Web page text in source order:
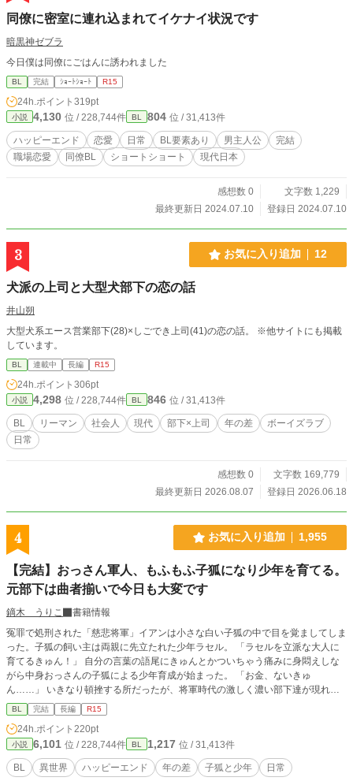
学するほど酔狂し、そうして毎朝駅で彼を観察を続けるスト
勉陰キャのままである。 どうやって、いつ声をかけようか
日々悩んでいたある日の部活帰り、律が落としたスマホを薫
を見た薫が、ふっと目を細めて声をかけてきた。 ​「……猫、
好きなの？」 ダウナー系激重感情先輩(18)×ストーカー恋心無
自覚後輩(16)の二人が付き合うまでのお話です。 予想以上の
激重な感情を向けていたのは実は……！？ 火曜日中心に不定
期更新予定です よろしくお願いします。 ※表紙、立ち絵はイ
は使っておりません。画像は問題があれば下げます
同僚に密室に連れ込まれてイケナイ状況です
暗黒神ゼブラ
今日僕は同僚にごはんに誘われました
BL 完結 ｼｮｰﾄｼｮｰﾄ R15
24h.ポイント 319pt
小説 4,130 位 / 228,744件 BL 804 位 / 31,413件
ハッピーエンド 恋愛 日常 BL要素あり 男主人公
完結
職場恋愛
同僚BL ショートショート 現代日本
感想数 0
文字数 1,229
最終更新日 2024.07.10
登録日 2024.07.10
3 お気に入り追加 12
犬派の上司と大型犬部下の恋の話
井山朔
大型犬系エース営業部下(28)×しごでき上司(41)の恋の話。 ※他サイトにも掲載
しています。
BL 連載中 長編 R15
24h.ポイント 306pt
小説 4,298 位 / 228,744件 BL 846 位 / 31,413件
BL リーマン 社会人 現代 部下×上司 年の差
ボーイズラブ
日常
感想数 0
文字数 169,779
最終更新日 2026.08.07
登録日 2026.06.18
4 お気に入り追加 1,955
【完結】おっさん軍人、もふもふ子狐になり少年を育てる。
元部下は曲者揃いで今日も大変です
鏑木 うりこ
書籍情報
冤罪で処刑された「慈悲将軍」イアンは小さな白い子狐の中で目を覚ましてしま
った。子狐の飼い主は両親に先立たれた少年ラセル。 「ラセルを立派な大人に
育てるきゅん！」 自分の言葉の語尾にきゅんとかついちゃう痛みに身悶えしな
がら中身おっさんの子狐による少年育成が始まった。 「お金、ないきゅ
ん……」 いきなり頓挫する所だったが、将軍時代の激しく濃い部下達が現れた
のだ。 濃すぎる部下達、冤罪の謎、ラセルの正体。いくつもの不思議を放置
して、子狐イアンと少年ラセルは成長していく。 「木の棒は神が創りたもうた
最高の遊び道具だきゅん！」 「ホントだねぇ、イアン。ほーら、とって来
て〜」 「きゅーん！ 」 今日ももふもふ、元気です。 R18ではありません、
もう一度言います、R18ではありません。R15も念の為だけについています。
ただ、可愛い狐と少年がパタパタしているだけでです。 完結致しました。
BL 完結 長編 R15
24h.ポイント 220pt
小説 6,101 位 / 228,744件 BL 1,217 位 / 31,413件
BL 異世界 ハッピーエンド 年の差 子狐と少年 日常